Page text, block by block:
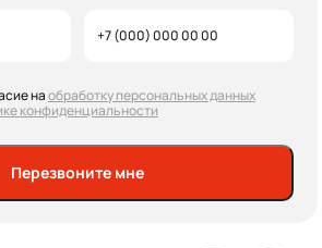
наобработку персональных данных
конфиденциальности
Перезвоните мне